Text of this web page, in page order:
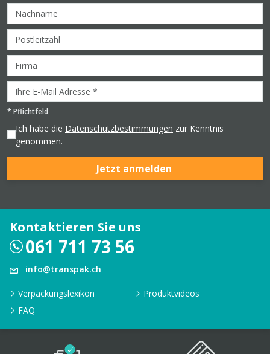
* Pflichtfeld
Ich habe die Datenschutzbestimmungen zur Kenntnis
genommen.
Jetzt anmelden
Kontaktieren Sie uns
061 711 73 56
info@transpak.ch
Verpackungslexikon
Produktvideos
FAQ